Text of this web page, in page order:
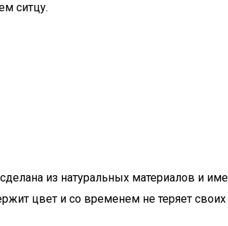
ситцу.
из натуральных материалов и
цвет и со временем не теряет